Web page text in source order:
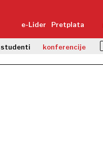
e-Lider Pretplata
studenti konferencije